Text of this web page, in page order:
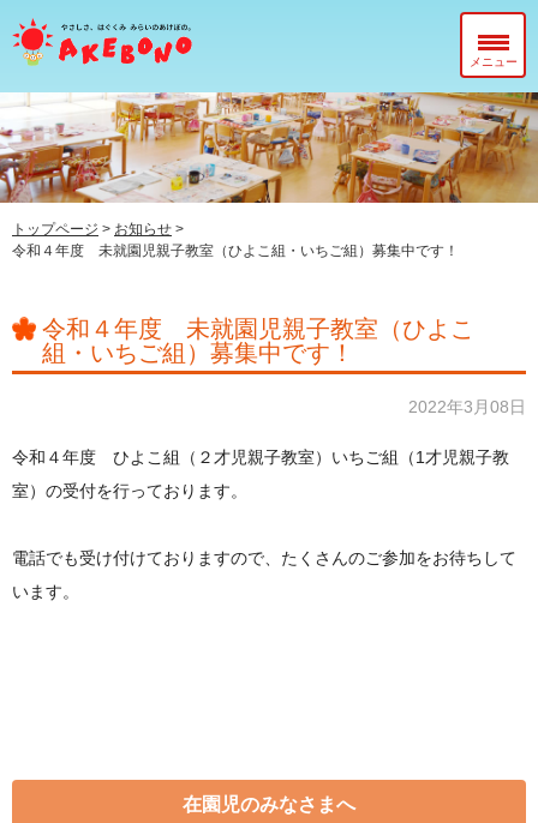
メニュー
当園について
在園児のみなさまへ
入園前のみなさまへ
トップページ > お知らせ >
令和４年度 未就園児親子教室（ひよこ組・いちご組）募集中です！
令和４年度 未就園児親子教室（ひよこ
組・いちご組）募集中です！
2022年3月08日
令和４年度 ひよこ組（２才児親子教室）いちご組（1才児親子教
室）の受付を行っております。
電話でも受け付けておりますので、たくさんのご参加をお待ちして
います。
在園児のみなさまへ